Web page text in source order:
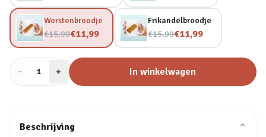
Worstenbroodje
€15,99
Nu voor€11,99
Frikandelbroodje
€15,99
Nu voor€11,99
− Aantal
1 + In winkelwagen
Beschrijving ⌄